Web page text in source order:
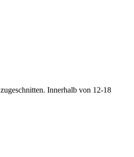
Innerhalb von 12-18